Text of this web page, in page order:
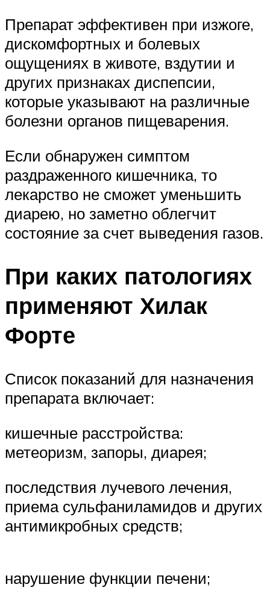
Препарат эффективен при изжоге,
дискомфортных и болевых
ощущениях в животе, вздутии и
других признаках диспепсии,
которые указывают на различные
болезни органов пищеварения.
Если обнаружен симптом
раздраженного кишечника, то
лекарство не сможет уменьшить
диарею, но заметно облегчит
состояние за счет выведения газов.
При каких патологиях
применяют Хилак
Форте
Список показаний для назначения
препарата включает:
кишечные расстройства:
метеоризм, запоры, диарея;
последствия лучевого лечения,
приема сульфаниламидов и других
антимикробных средств;
нарушение функции печени;